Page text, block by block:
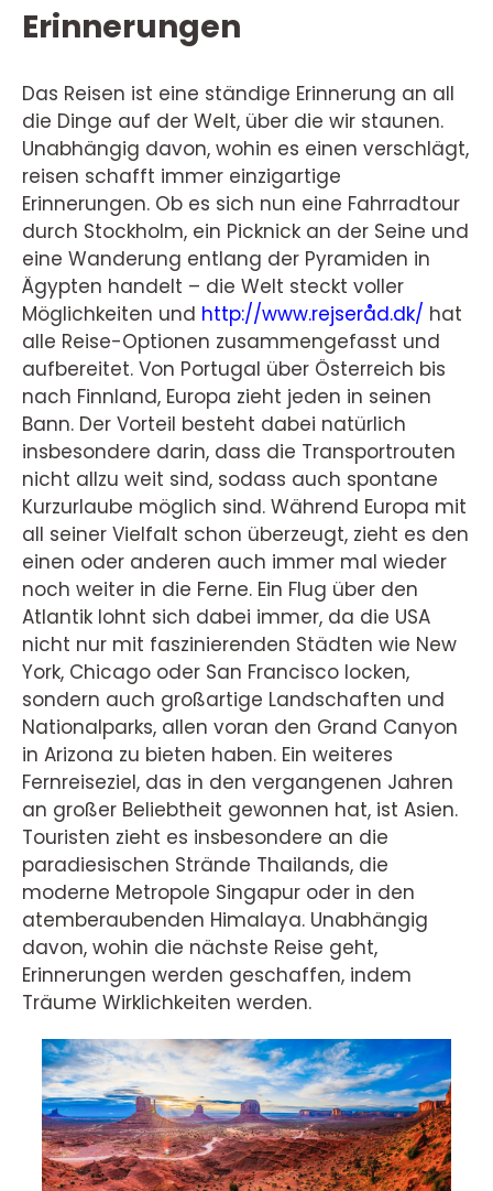
Erinnerungen
Das Reisen ist eine ständige Erinnerung an all
die Dinge auf der Welt, über die wir staunen.
Unabhängig davon, wohin es einen verschlägt,
reisen schafft immer einzigartige
Erinnerungen. Ob es sich nun eine Fahrradtour
durch Stockholm, ein Picknick an der Seine und
eine Wanderung entlang der Pyramiden in
Ägypten handelt – die Welt steckt voller
Möglichkeiten und http://www.rejseråd.dk/ hat
alle Reise-Optionen zusammengefasst und
aufbereitet. Von Portugal über Österreich bis
nach Finnland, Europa zieht jeden in seinen
Bann. Der Vorteil besteht dabei natürlich
insbesondere darin, dass die Transportrouten
nicht allzu weit sind, sodass auch spontane
Kurzurlaube möglich sind. Während Europa mit
all seiner Vielfalt schon überzeugt, zieht es den
einen oder anderen auch immer mal wieder
noch weiter in die Ferne. Ein Flug über den
Atlantik lohnt sich dabei immer, da die USA
nicht nur mit faszinierenden Städten wie New
York, Chicago oder San Francisco locken,
sondern auch großartige Landschaften und
Nationalparks, allen voran den Grand Canyon
in Arizona zu bieten haben. Ein weiteres
Fernreiseziel, das in den vergangenen Jahren
an großer Beliebtheit gewonnen hat, ist Asien.
Touristen zieht es insbesondere an die
paradiesischen Strände Thailands, die
moderne Metropole Singapur oder in den
atemberaubenden Himalaya. Unabhängig
davon, wohin die nächste Reise geht,
Erinnerungen werden geschaffen, indem
Träume Wirklichkeiten werden.